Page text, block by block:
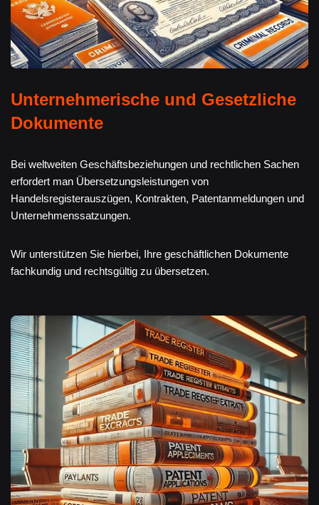
Unternehmerische und Gesetzliche
Dokumente
Bei weltweiten Geschäftsbeziehungen und rechtlichen Sachen
erfordert man Übersetzungsleistungen von
Handelsregisterauszügen, Kontrakten, Patentanmeldungen und
Unternehmenssatzungen.
Wir unterstützen Sie hierbei, Ihre geschäftlichen Dokumente
fachkundig und rechtsgültig zu übersetzen.